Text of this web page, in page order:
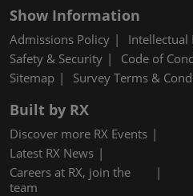
Show Information
Admissions Policy Intellectual
Safety & Security
Code of
Sitemap
Survey Terms &
Built by RX
Discover more RX Events
Latest RX News
Careers at RX, join the
team